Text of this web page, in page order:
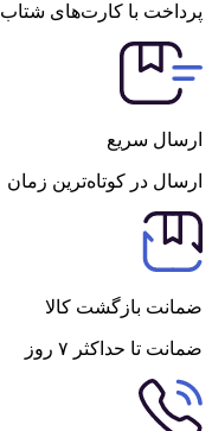
پرداخت با کارت‌های شتاب
ارسال سریع
ارسال در کوتاه‌ترین زمان
ضمانت بازگشت کالا
ضمانت تا حداکثر ۷ روز